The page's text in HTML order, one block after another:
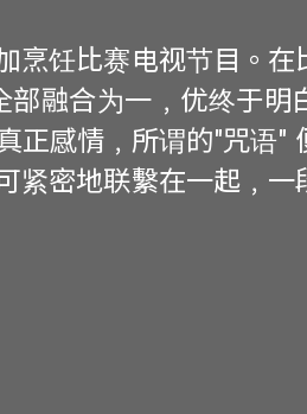
烹饪比赛电视节目。在
部融合为一﹐优终于明
正感情﹐所谓的"咒语"
紧密地联繫在一起﹐一